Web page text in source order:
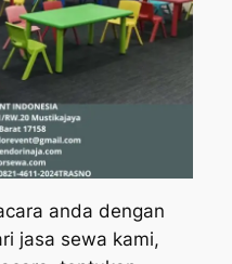
anda dengan
jasa sewa kami,